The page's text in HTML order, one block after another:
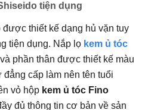
tiện dụng
được thiết kế dạng hủ vặn tuy
tiện dụng. Nắp lọ kem ủ tóc
phần thân được thiết kế màu
đẳng cấp làm nên tên tuổi
vỏ hộp kem ủ tóc Fino
đủ thông tin cơ bản về sản